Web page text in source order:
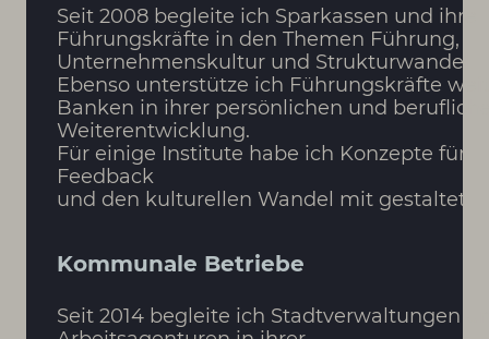
Seit 2008 begleite ich Sparkassen und ihre
Führungskräfte in den Themen Führung,
Unternehmenskultur und Strukturwandel.
Ebenso unterstütze ich Führungskräfte
Banken in ihrer persönlichen und
Weiterentwicklung.
Für einige Institute habe ich Konzepte für
Feedback
und den kulturellen Wandel mit gestaltet.
Kommunale Betriebe
Seit 2014 begleite ich Stadtverwaltungen